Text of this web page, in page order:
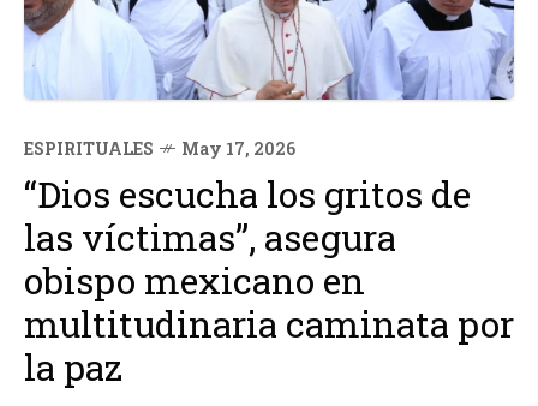
ESPIRITUALES May 17, 2026
“Dios escucha los gritos de
las víctimas”, asegura
obispo mexicano en
multitudinaria caminata por
la paz